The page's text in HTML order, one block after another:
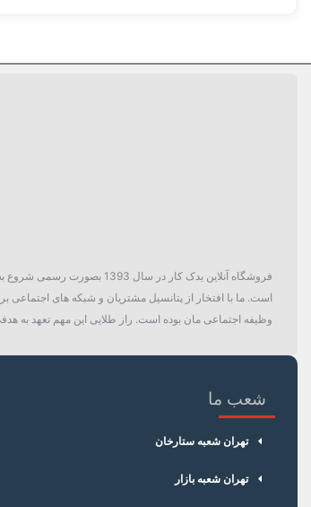
فروشگاه آنلاین یدک کار
است. ما با افتخار از پتانسیل مشتریان و شبکه های اجتماعی
وظیفه اجتماعی مان بوده است. راز طلایی این مهم تعهد به
شعب ما
تهران شعبه ستارخان
تهران شعبه بازار